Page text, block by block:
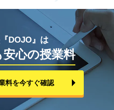
DOJO』は
心の授業料
料を今すぐ確認